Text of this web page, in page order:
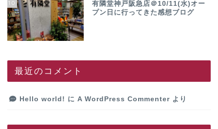
10
有隣堂神戸阪急店＠10/11(水)オー
プン日に行ってきた感想ブログ
最近のコメント
Hello world! に A WordPress Commenter より